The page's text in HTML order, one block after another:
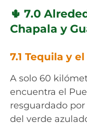
🌵 7.0
Chapala y
7.1 Tequila y
A solo 60
encuentra el
resguardado
del verde